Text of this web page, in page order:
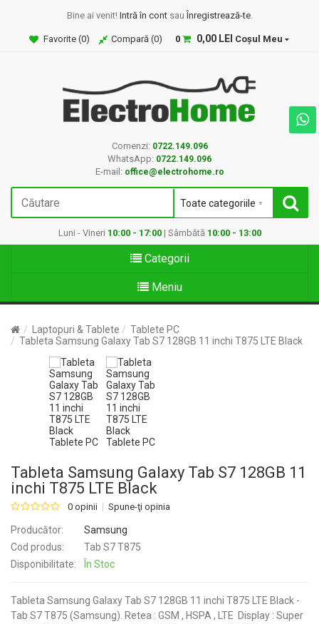
Bine ai venit! Intră în contsau Înregistrează-te.
Favorite (0) Compară (0) 0 0,00 LEI Coșul Meu
Comenzi: 0722.149.096
WhatsApp: 0722.149.096
E-mail: office@electrohome.ro
Luni - Vineri 10:00 - 17:00| Sâmbătă 10:00 - 13:00
Categorii
Meniu
Laptopuri & Tablete
Tablete PC
Tableta Samsung Galaxy Tab S7 128GB 11 inchi T875 LTE Black
Tableta Samsung Galaxy Tab S7 128GB 11
inchi T875 LTE Black
0 opinii Spune-ţi opinia
Producător:
Samsung
Cod produs:
Tab S7 T875
Disponibilitate:
În Stoc
Tableta Samsung Galaxy Tab S7 128GB 11 inchi T875 LTE Black -
Tab S7 T875 (Samsung). Retea : GSM , HSPA , LTE Display : Super